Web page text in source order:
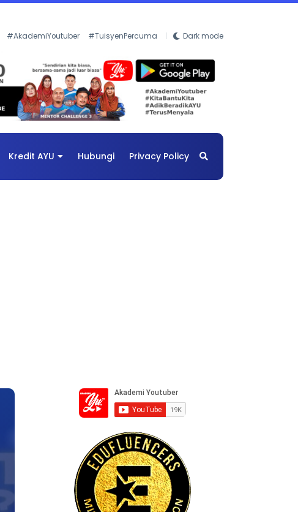
#AkademiYoutuber #TuisyenPercuma Dark mode
Kredit AYU Hubungi Privacy Policy